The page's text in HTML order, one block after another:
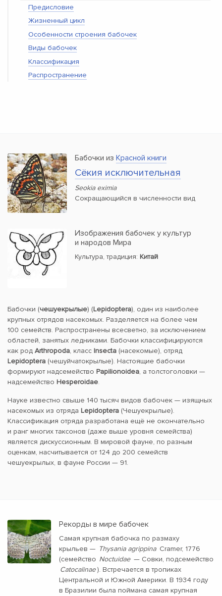
Предисловие
Жизненный цикл
Особенности строения бабочек
Виды бабочек
Классификация
Распространение
Бабочки из Красной книги
Сёкия исключительная
Seokia eximia
Сокращающийся в численности вид
Изображения бабочек у культур
и народов Мира
Культура, традиция: Китай
Бабочки (чешуекрылые) (Lepidoptera), один из наиболее
крупных отрядов насекомых. Разделяется на более чем
100 семейств. Распространены всесветно, за исключением
областей, занятых ледниками. Бабочки классифицируются
как род Arthropoda, класс Insecta (насекомые), отряд
Lepidoptera (чешуйчатокрылые). Настоящие бабочки
формируют надсемейство Papilionoidea, а толстоголовки —
надсемейство Hesperoidae.
Науке известно свыше 140 тысяч видов бабочек — изящных
насекомых из отряда Lepidoptera (Чешуекрылые).
Классификация отряда разработана ещё не окончательно
и ранг многих таксонов (даже выше уровня семейства)
является дискуссионным. В мировой фауне, по разным
оценкам, насчитывается от 124 до 200 семейств
чешуекрылых, в фауне России — 91.
Рекорды в мире бабочек
Самая крупная бабочка по размаху
крыльев — Thysania agrippina Cramer, 1776
(семейство Noctuidae — Совки, подсемейство
Catocalinae ). Встречается в тропиках
Центральной и Южной Америки. В 1934 году
в Бразилии была поймана самая крупная